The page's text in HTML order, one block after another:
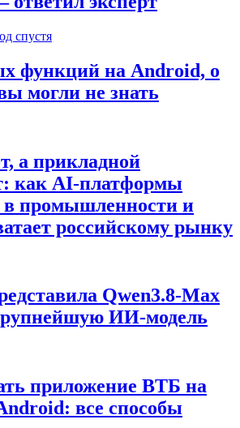
спустя
функций на Android, о
могли не знать
а прикладной
как AI-платформы
в промышленности и
российскому рынку
Qwen3.8-Max
ИИ-модель
приложение ВТБ на
все способы